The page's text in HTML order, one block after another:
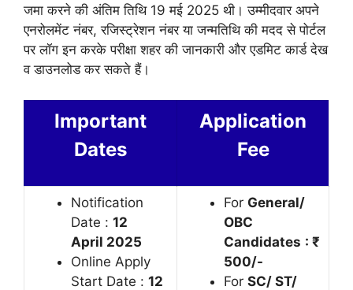
जमा करने की अंतिम तिथि 19 मई 2025 थी। उम्मीदवार अपने
एनरोलमेंट नंबर, रजिस्ट्रेशन नंबर या जन्मतिथि की मदद से पोर्टल
पर लॉग इन करके परीक्षा शहर की जानकारी और एडमिट कार्ड देख
व डाउनलोड कर सकते हैं।
Important
Dates
Application
Fee
Notification
Date : 12
April 2025
Online Apply
Start Date : 12
For General/
OBC
Candidates : ₹
500/-
For SC/ ST/